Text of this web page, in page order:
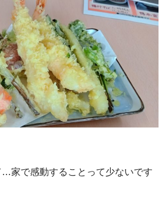
家で感動することって少ないです